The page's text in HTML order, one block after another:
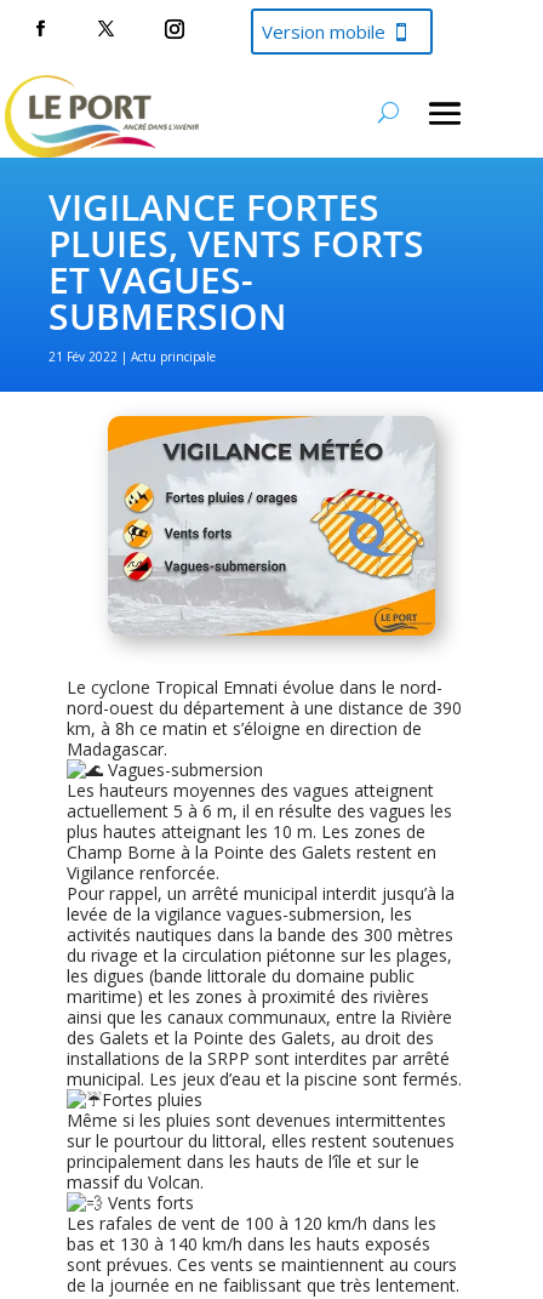
Version mobile
VIGILANCE FORTES
PLUIES, VENTS FORTS
ET VAGUES-
SUBMERSION
21 Fév 2022 Actu principale
Le cyclone Tropical Emnati évolue dans le nord-
nord-ouest du département à une distance de 390
km, à 8h ce matin et s’éloigne en direction de
Madagascar.
Vagues-submersion
Les hauteurs moyennes des vagues atteignent
actuellement 5 à 6 m, il en résulte des vagues les
plus hautes atteignant les 10 m. Les zones de
Champ Borne à la Pointe des Galets restent en
Vigilance renforcée.
Pour rappel, un arrêté municipal interdit jusqu’à la
levée de la vigilance vagues-submersion, les
activités nautiques dans la bande des 300 mètres
du rivage et la circulation piétonne sur les plages,
les digues (bande littorale du domaine public
maritime) et les zones à proximité des rivières
ainsi que les canaux communaux, entre la Rivière
des Galets et la Pointe des Galets, au droit des
installations de la SRPP sont interdites par arrêté
municipal. Les jeux d’eau et la piscine sont fermés.
Fortes pluies
Même si les pluies sont devenues intermittentes
sur le pourtour du littoral, elles restent soutenues
principalement dans les hauts de l’île et sur le
massif du Volcan.
Vents forts
Les rafales de vent de 100 à 120 km/h dans les
bas et 130 à 140 km/h dans les hauts exposés
sont prévues. Ces vents se maintiennent au cours
de la journée en ne faiblissant que très lentement.